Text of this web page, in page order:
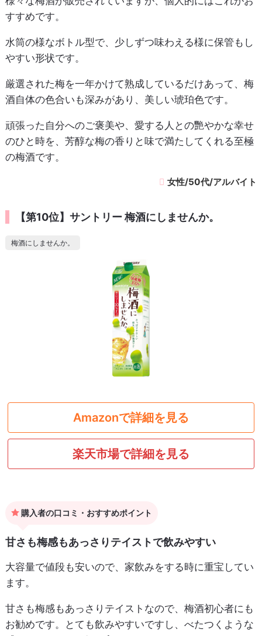
すすめです。
水筒の様なボトル型で、少しずつ味わえる様に保管もし
やすい形状です。
厳選された梅を一年かけて熟成しているだけあって、梅
酒自体の色合いも深みがあり、美しい琥珀色です。
頑張った自分へのご褒美や、愛する人との艷やかな幸せ
のひと時を、芳醇な梅の香りと味で満たしてくれる至極
の梅酒です。
女性/50代/アルバイト
【第10位】サントリー 梅酒にしませんか。
梅酒にしませんか。
Amazonで詳細を見る
楽天市場で詳細を見る
購入者の口コミ・おすすめポイント
甘さも梅感もあっさりテイストで飲みやすい
大容量で値段も安いので、家飲みをする時に重宝してい
ます。
甘さも梅感もあっさりテイストなので、梅酒初心者にも
お勧めです。とても飲みやすいですし、べたつくような